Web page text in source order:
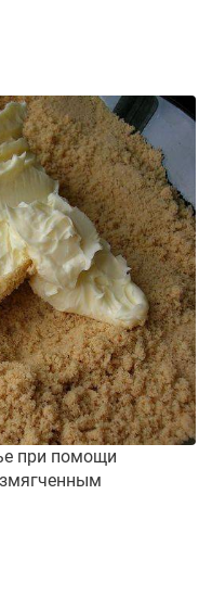
при помощи